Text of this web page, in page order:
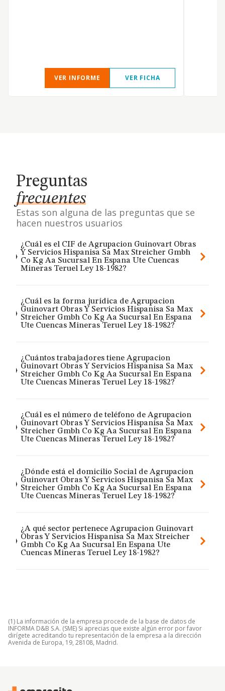
VER INFORME VER FICHA
Preguntas
frecuentes
Estas son alguna de las preguntas que se
hacen nuestros usuarios
¿Cuál es el CIF de Agrupacion Guinovart Obras
Y Servicios Hispanisa Sa Max Streicher Gmbh
Co Kg Aa Sucursal En Espana Ute Cuencas
Mineras Teruel Ley 18-1982?
¿Cuál es la forma jurídica de Agrupacion
Guinovart Obras Y Servicios Hispanisa Sa Max
Streicher Gmbh Co Kg Aa Sucursal En Espana
Ute Cuencas Mineras Teruel Ley 18-1982?
¿Cuántos trabajadores tiene Agrupacion
Guinovart Obras Y Servicios Hispanisa Sa Max
Streicher Gmbh Co Kg Aa Sucursal En Espana
Ute Cuencas Mineras Teruel Ley 18-1982?
¿Cuál es el número de teléfono de Agrupacion
Guinovart Obras Y Servicios Hispanisa Sa Max
Streicher Gmbh Co Kg Aa Sucursal En Espana
Ute Cuencas Mineras Teruel Ley 18-1982?
¿Dónde está el domicilio Social de Agrupacion
Guinovart Obras Y Servicios Hispanisa Sa Max
Streicher Gmbh Co Kg Aa Sucursal En Espana
Ute Cuencas Mineras Teruel Ley 18-1982?
¿A qué sector pertenece Agrupacion Guinovart
Obras Y Servicios Hispanisa Sa Max Streicher
Gmbh Co Kg Aa Sucursal En Espana Ute
Cuencas Mineras Teruel Ley 18-1982?
(1) La información de la empresa procede de la base de datos de
INFORMA D&B S.A. (SME) Si aprecias que existe algún error por favor
dirígete acreditando tu representación de la empresa a la dirección
Avenida de Europa, 19, 28108, Madrid.